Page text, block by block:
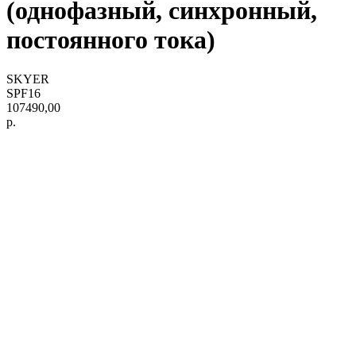
(однофазный, синхронный,
постоянного тока)
SKYER
SPF16
107490,00
р.